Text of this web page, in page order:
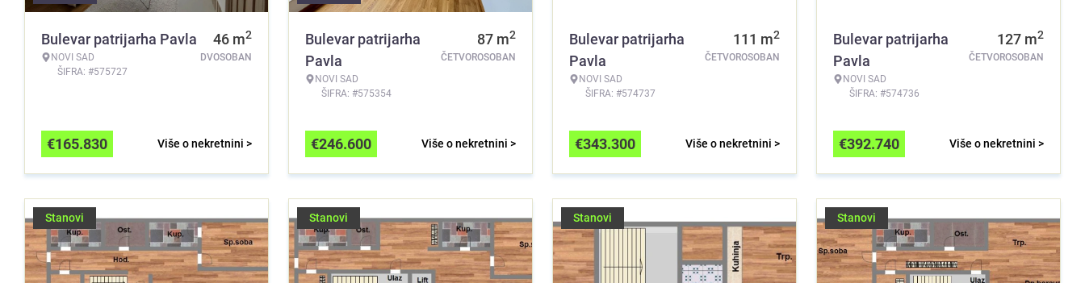
Bulevar patrijarha Pavla
NOVI SAD
ŠIFRA: #575727
46 m2
DVOSOBAN
Više o nekretnini >
€165.830
Bulevar patrijarha
Pavla
NOVI SAD
ŠIFRA: #575354
87 m2
ČETVOROSOBAN
Više o nekretnini >
€246.600
Bulevar patrijarha
Pavla
NOVI SAD
ŠIFRA: #574737
111 m2
ČETVOROSOBAN
Više o nekretnini >
€343.300
Bulevar patrijarha
Pavla
NOVI SAD
ŠIFRA: #574736
127 m2
ČETVOROSOBAN
Više o nekretnini >
€392.740
Stanovi Stanovi Stanovi Stanovi